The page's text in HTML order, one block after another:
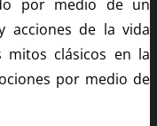
por medio de un
acciones de la vida
mitos clásicos en la
por medio de